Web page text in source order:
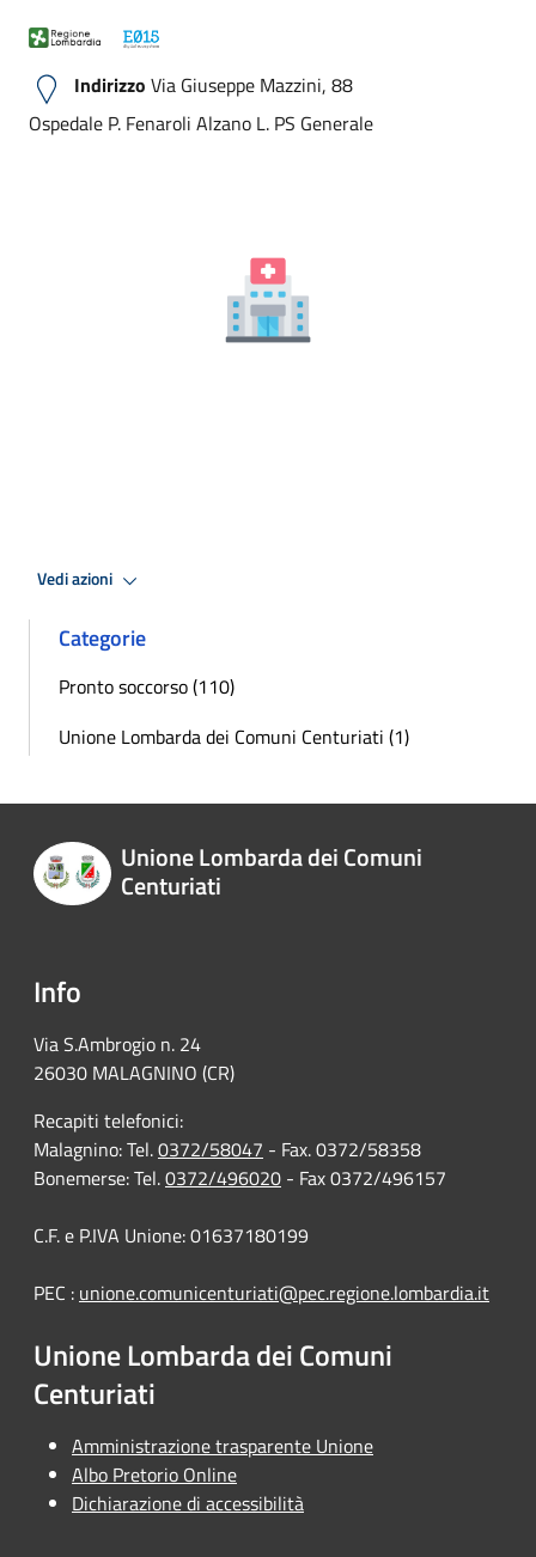
Indirizzo Via Giuseppe Mazzini, 88
Ospedale P. Fenaroli Alzano L. PS Generale
Vedi azioni
Categorie
Pronto soccorso (110)
Unione Lombarda dei Comuni Centuriati (1)
Unione Lombarda dei Comuni
Centuriati
Info
Via S.Ambrogio n. 24
26030 MALAGNINO (CR)
Recapiti telefonici:
Malagnino: Tel.0372/58047 - Fax. 0372/58358
Bonemerse: Tel.0372/496020 - Fax 0372/496157
C.F. e P.IVA Unione: 01637180199
PEC : unione.comunicenturiati@pec.regione.lombardia.it
Unione Lombarda dei Comuni
Centuriati
Amministrazione trasparente Unione
Albo Pretorio Online
Dichiarazione di accessibilità